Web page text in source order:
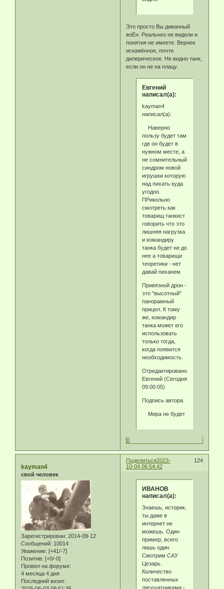
Это просто Вы диванный
воЕн. Реальнео не видели и
понятия не имеете. Вернее
искажённое, почти
дилерическое. Не видно танк,
если он не на плацу.
Eвгeний
написал(а):
kayman4
написал(а):
Наверно
пользу будет там
где он будет в
нужном месте, а
не сомнительный
синдром новой
игрушки которую
над пихать куда
угодно.
ПРикольно
смотреть как
товарищ танкист
говорить что это
лишняя нагрузка
и командиру
танка будет не до
нее а товарищи
теоретики - нет
давай пиханем
Привязной дрон -
это "высотный"
панорамный
прицел. К тому
же, командир
танка может его
использовать
только тогда,
когда появится
необходимость.
Отредактировано
Eвгeний (Сегодня
09:00:05)
Подпись автора
Мира не будет
0
Поделиться 124
2023-
10-04 06:54:42
kayman4
свой человек
Зарегистрирован: 2014-09-12
Сообщений: 10014
Уважение: [+41/-7]
Позитив: [+0/-0]
Провел на форуме:
4 месяца 4 дня
Последний визит:
ИВАНОВ
написал(а):
Знаешь, историк,
ты даже в
интернет не
можешь. Один
пример, всего
лишь один.
Смотрим САУ
Цезарь.
Количество
поставленных
лягушатниками -